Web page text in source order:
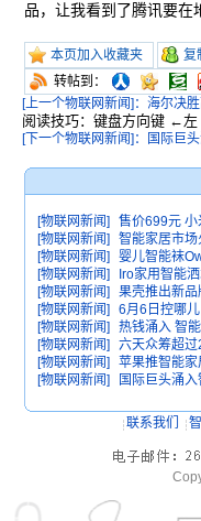
品，让我看到了腾讯要在
本页加入收藏夹
复
转帖到：
[上一个物联网新闻]：海尔决
阅读技巧：键盘方向键 ←
[下一个物联网新闻]：国际巨
[物联网新闻]
售价699元
[物联网新闻]
智能家居市
[物联网新闻]
婴儿智能袜
[物联网新闻]
Iro家用智能
[物联网新闻]
果壳推出新
[物联网新闻]
6月6日控哪
[物联网新闻]
热钱涌入 智
[物联网新闻]
六天众筹超过
[物联网新闻]
苹果推智能
[物联网新闻]
国际巨头涌
联系我们